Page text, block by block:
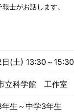
士がお話します。
日(土) 13:30～15:30
立科学館 工作室
生～中学3年生